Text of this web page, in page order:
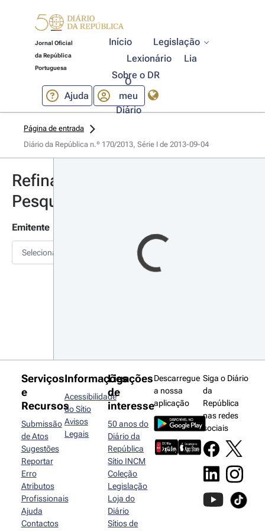
Jornal Oficial
da República
Portuguesa
Início
Legislação
Lexionário
Lia
Sobre o DR
Ajuda
O
meu
Diário
Página de entrada
Diário da República n.º 170/2013, Série I de 2013-09-04
Refinar
Pesquisa
Emitente
Selecionar
Serviços
e
Recursos
Submissão
de Atos
Sugestões
Reportar
Erro
Atributos
Profissionais
Ajuda
Contactos
Informações
Acessibilidade
do Sítio
Avisos
Legais
Ligações
de
interesse
50 anos do
Diário da
República
Sítio INCM
Coleção
Legislação
Loja do
Diário
Sítios de
Descarregue
a nossa
aplicação
Siga o Diário
da
República
nas redes
sociais